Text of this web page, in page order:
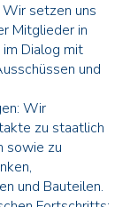
setzen uns
Mitglieder in
Dialog mit
und
Wir
zu staatlich
sowie zu
und Bauteilen.